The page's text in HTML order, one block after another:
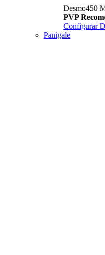
Desmo450
PVP
Configurar
Panigale